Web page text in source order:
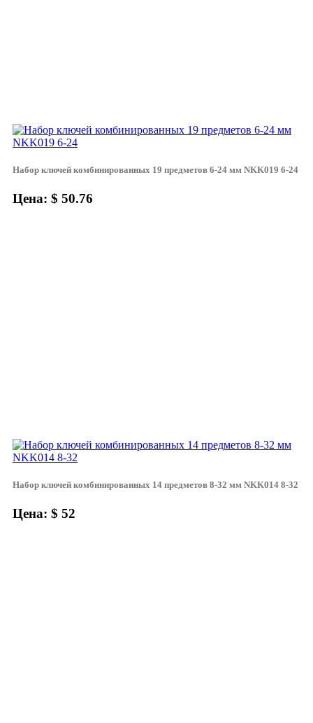
Набор ключей комбинированных 19 предметов 6-24 мм NKK019 6-24
Цена: $ 50.76
Набор ключей комбинированных 14 предметов 8-32 мм NKK014 8-32
Цена: $ 52